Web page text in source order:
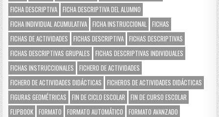
FICHA DESCRIPTIVA FICHA DESCRIPTIVA DEL ALUMNO
FICHA INDIVIDUAL ACUMULATIVA FICHA INSTRUCCIONAL
FICHAS
FICHAS DE ACTIVIDADES
FICHAS DESCRIPTIVA FICHAS DESCRIPTIVAS
FICHAS DESCRIPTIVAS GRUPALES
FICHAS DESCRIPTIVAS INDIVIDUALES
FICHAS INSTRUCCIONALES
FICHERO DE ACTIVIDADES
FICHERO DE ACTIVIDADES DIDÁCTICAS
FICHEROS DE ACTIVIDADES DIDÁCTICAS
FIGURAS GEOMÉTRICAS
FIN DE CICLO ESCOLAR
FIN DE CURSO ESCOLAR
FLIPBOOK FORMATO FORMATO AUTOMÁTICO
FORMATO AVANZADO